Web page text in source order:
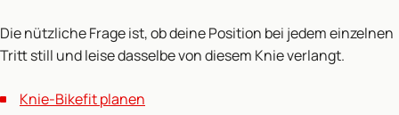
Die nützliche Frage ist, ob deine Position bei jedem einzelnen
Tritt still und leise dasselbe von diesem Knie verlangt.
Knie-Bikefit planen